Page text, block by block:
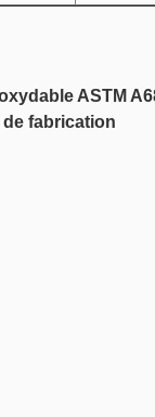
ASTM
fabrication